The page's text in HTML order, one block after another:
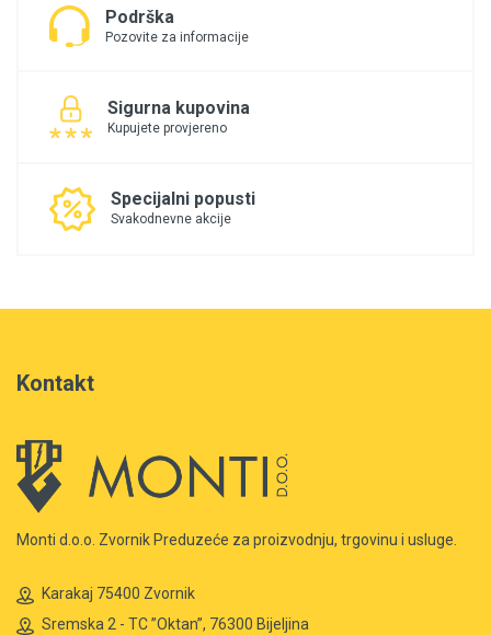
Podrška
Pozovite za informacije
Sigurna kupovina
Kupujete provjereno
Specijalni popusti
Svakodnevne akcije
Kontakt
Monti d.o.o. Zvornik Preduzeće za proizvodnju, trgovinu i usluge.
Karakaj 75400 Zvornik
Sremska 2 - TC ”Oktan”, 76300 Bijeljina